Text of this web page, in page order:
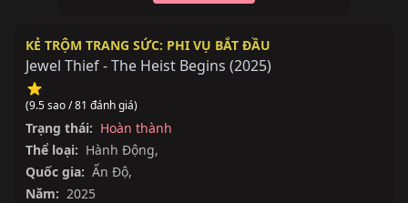
KẺ TRỘM TRANG SỨC: PHI VỤ BẮT ĐẦU
Jewel Thief - The Heist Begins (2025)
(9.5 sao / 81 đánh giá)
Trạng thái: Hoàn thành
Thể loại: Hành Động,
Quốc gia: Ấn Độ,
Năm: 2025